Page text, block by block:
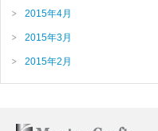
2015年4月
2015年3月
2015年2月